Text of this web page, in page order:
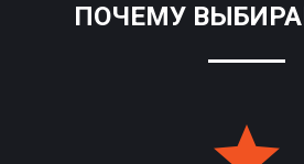
ПОЧЕМУ